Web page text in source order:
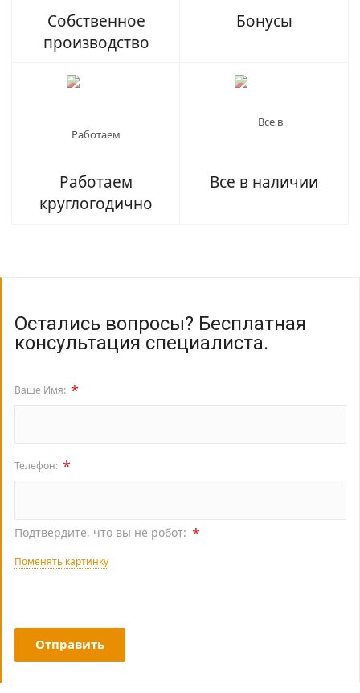
Собственное
производство
Бонусы
Работаем
круглогодично
Все в наличии
Остались вопросы? Бесплатная
консультация специалиста.
Ваше Имя: *
Телефон: *
Подтвердите, что вы не робот: *
Поменять картинку
Отправить